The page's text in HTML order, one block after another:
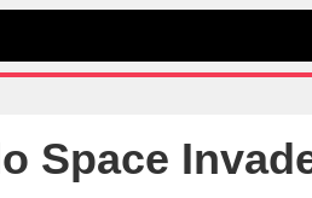
Space